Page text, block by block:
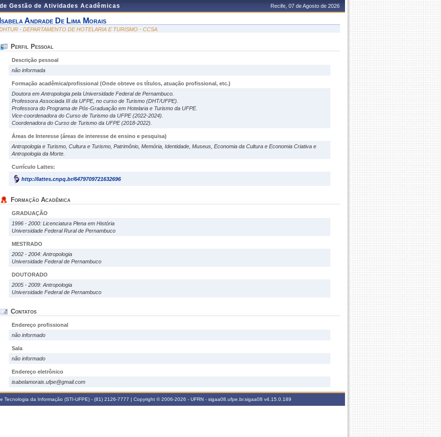
Gestão de Atividades Acadêmicas Recife, 07 de Agosto de 2026
Isabela Andrade De Lima Morais
- DEPARTAMENTO DE HOTELARIA E TURISMO - CCSA
Perfil Pessoal
Descrição pessoal
não informada
Formação acadêmica/profissional (Onde obteve os títulos, atuação profissional, etc.)
Doutora em Antropologia pela Universidade Federal de Pernambuco.
Professora Associada III da UFPE, no curso de Turismo (DHT/UFPE).
Professora do Programa de Pós-Graduação em Hotelaria e Turismo da UFPE.
Vice-coordenadora do Curso de Turismo da UFPE (2022-2024).
Coordenadora do Curso de Turismo da UFPE (2018-2022).
Áreas de Interesse (áreas de interesse de ensino e pesquisa)
Antropologia e Turismo, Cultura e Turismo, Patrimônio, Memória, Identidade, Museus, Economia da Cultura e Economia Criativa e
Antropologia da Morte.
Currículo Lattes:
http://lattes.cnpq.br/6479709721632696
Formação Acadêmica
GRADUAÇÃO
1996 - 2000: Licenciatura Plena em História
Universidade Federal Rural de Pernambuco
MESTRADO
2002 - 2004: Antropologia
Universidade Federal de Pernambuco
DOUTORADO
2005 - 2009: Antropologia
Universidade Federal de Pernambuco
Contatos
Endereço profissional
não informado
Sala
não informado
Endereço eletrônico
isabelamorais.ufpe@gmail.com
Tecnologia da Informação (STI-UFPE) - (81) 2126-7777 | Copyright © 2006-2026 - UFRN - sigaa08.ufpe.br.sigaa08 v4.15.0.189